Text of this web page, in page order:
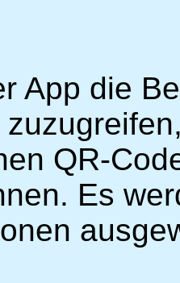
App die
QR-
Es